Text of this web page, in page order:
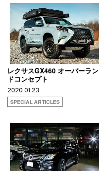
レクサスGX460 オーバーラン
ドコンセプト
2020.01.23
SPECIAL ARTICLES